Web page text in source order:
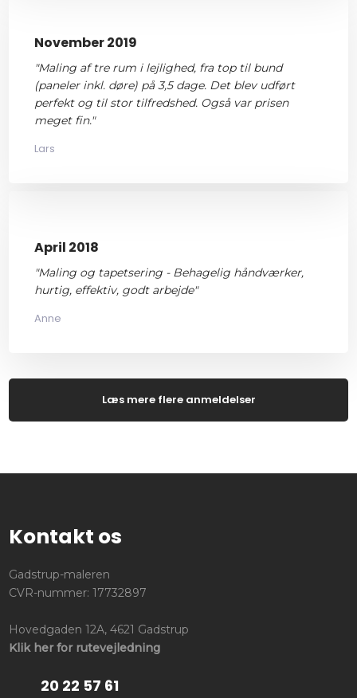
November 2019
"Maling af tre rum i lejlighed, fra top til bund
(paneler inkl. døre) på 3,5 dage. Det blev udført
perfekt og til stor tilfredshed. Også var prisen
meget fin."
Lars
April 2018
"Maling og tapetsering - Behagelig håndværker,
hurtig, effektiv, godt arbejde"
Anne
Læs mere​ flere anmeldelser
Kontakt os
Gadstrup-maleren
CVR-nummer: 17732897
Hovedgaden 12A, 4621 Gadstrup
Klik her for rutevejledning
20 22 57 61